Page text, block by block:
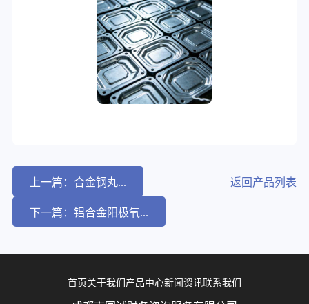
上一篇：合金钢丸... 返回产品列表
下一篇：铝合金阳极氧...
首页 关于我们 产品中心新闻资讯联系我们